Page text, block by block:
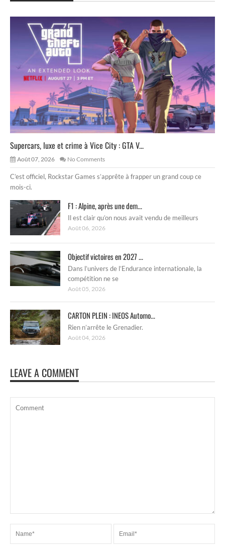
Supercars, luxe et crime à Vice City : GTA V...
Août 07, 2026 No Comments
C’est officiel, Rockstar Games s’apprête à frapper un grand coup ce
mois-ci.
F1 : Alpine, après une dem...
Il est clair qu’on nous avait vendu de meilleurs
Août 06, 2026
Objectif victoires en 2027 ...
Dans l’univers de l’Endurance internationale, la
compétition ne se
Août 05, 2026
CARTON PLEIN : INEOS Automo...
Rien n’arrête le Grenadier.
Août 04, 2026
LEAVE A COMMENT